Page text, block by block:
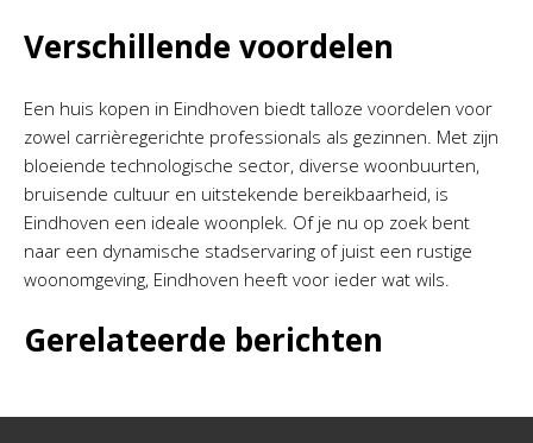
Verschillende voordelen
Een huis kopen in Eindhoven biedt talloze voordelen voor
zowel carrièregerichte professionals als gezinnen. Met zijn
bloeiende technologische sector, diverse woonbuurten,
bruisende cultuur en uitstekende bereikbaarheid, is
Eindhoven een ideale woonplek. Of je nu op zoek bent
naar een dynamische stadservaring of juist een rustige
woonomgeving, Eindhoven heeft voor ieder wat wils.
Gerelateerde berichten